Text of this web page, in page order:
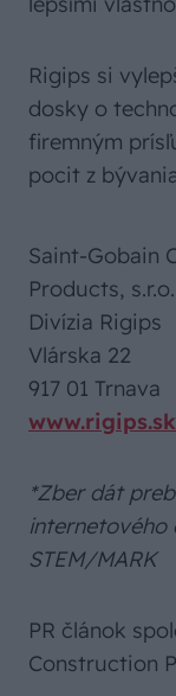
Rigips si
dosky o
firemným
pocit z
Saint-Gobain
Products, s.r.o.
Divízia Rigips
Vlárska 22
917 01 Trnava
www.rigips.sk
*Zber dát
internetového
STEM/MARK
PR článok
Construction